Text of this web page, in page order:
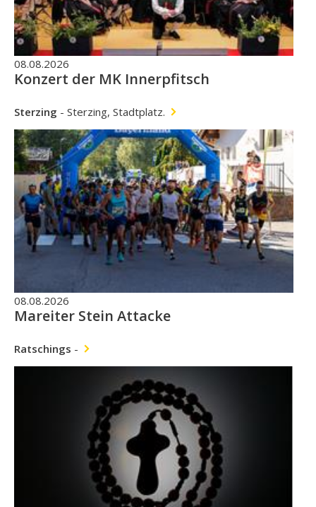
08.08.2026
Konzert der MK Innerpfitsch
Sterzing - Sterzing, Stadtplatz.
08.08.2026
Mareiter Stein Attacke
Ratschings -